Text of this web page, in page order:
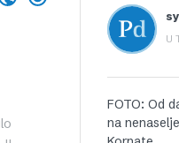
U
FOTO: Od
na